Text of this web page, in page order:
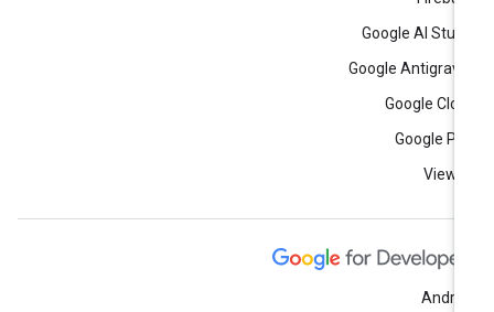
Google AI
Google
Google
Google
View